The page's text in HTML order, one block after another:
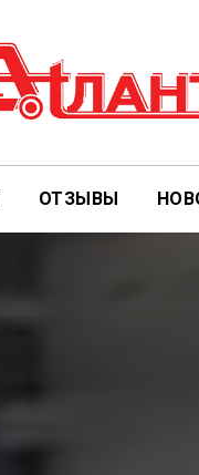
ОТЗЫВЫ